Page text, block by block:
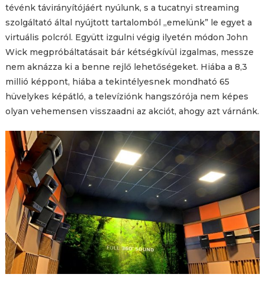
tévénk távirányítójáért nyúlunk, s a tucatnyi streaming
szolgáltató által nyújtott tartalomból „emelünk” le egyet a
virtuális polcról. Együtt izgulni végig ilyetén módon John
Wick megpróbáltatásait bár kétségkívül izgalmas, messze
nem aknázza ki a benne rejlő lehetőségeket. Hiába a 8,3
millió képpont, hiába a tekintélyesnek mondható 65
hüvelykes képátló, a televíziónk hangszórója nem képes
olyan vehemensen visszaadni az akciót, ahogy azt várnánk.